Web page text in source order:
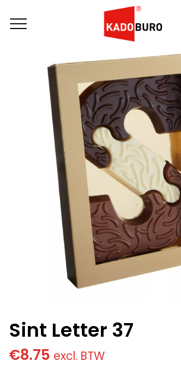
Home Sint Letters Sint Letter 37
Sint Letter 37
€8.75 excl. BTW